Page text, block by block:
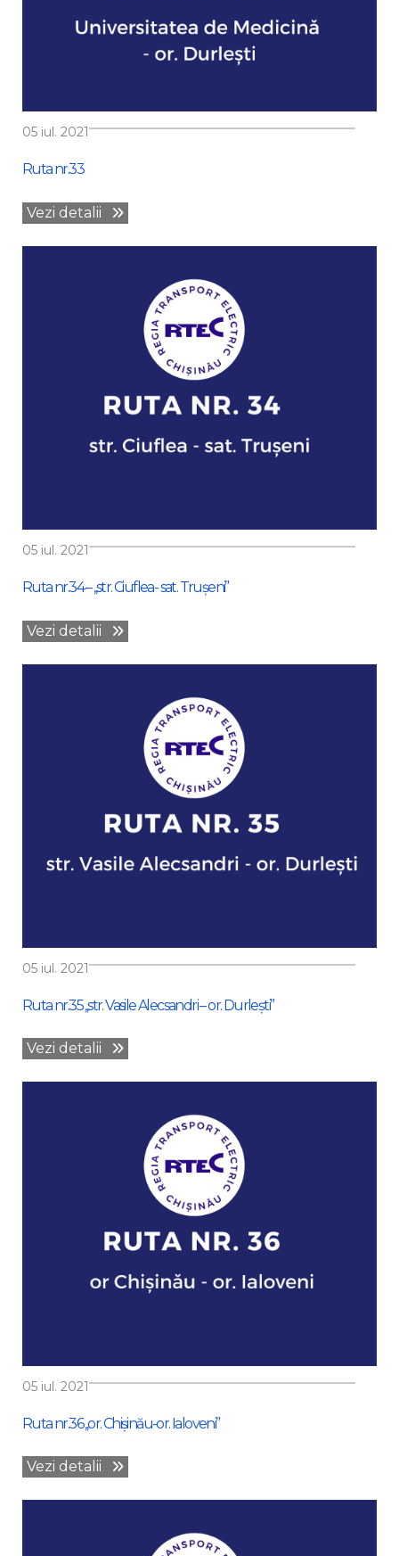
05 iul. 2021
Ruta nr.33
Vezi detalii
05 iul. 2021
Ruta nr.34 – ,,str. Ciuflea- sat. Trușeni”
Vezi detalii
05 iul. 2021
Ruta nr.35 ,,str. Vasile Alecsandri – or. Durlești”
Vezi detalii
05 iul. 2021
Ruta nr.36 ,,or. Chișinău-or. Ialoveni”
Vezi detalii